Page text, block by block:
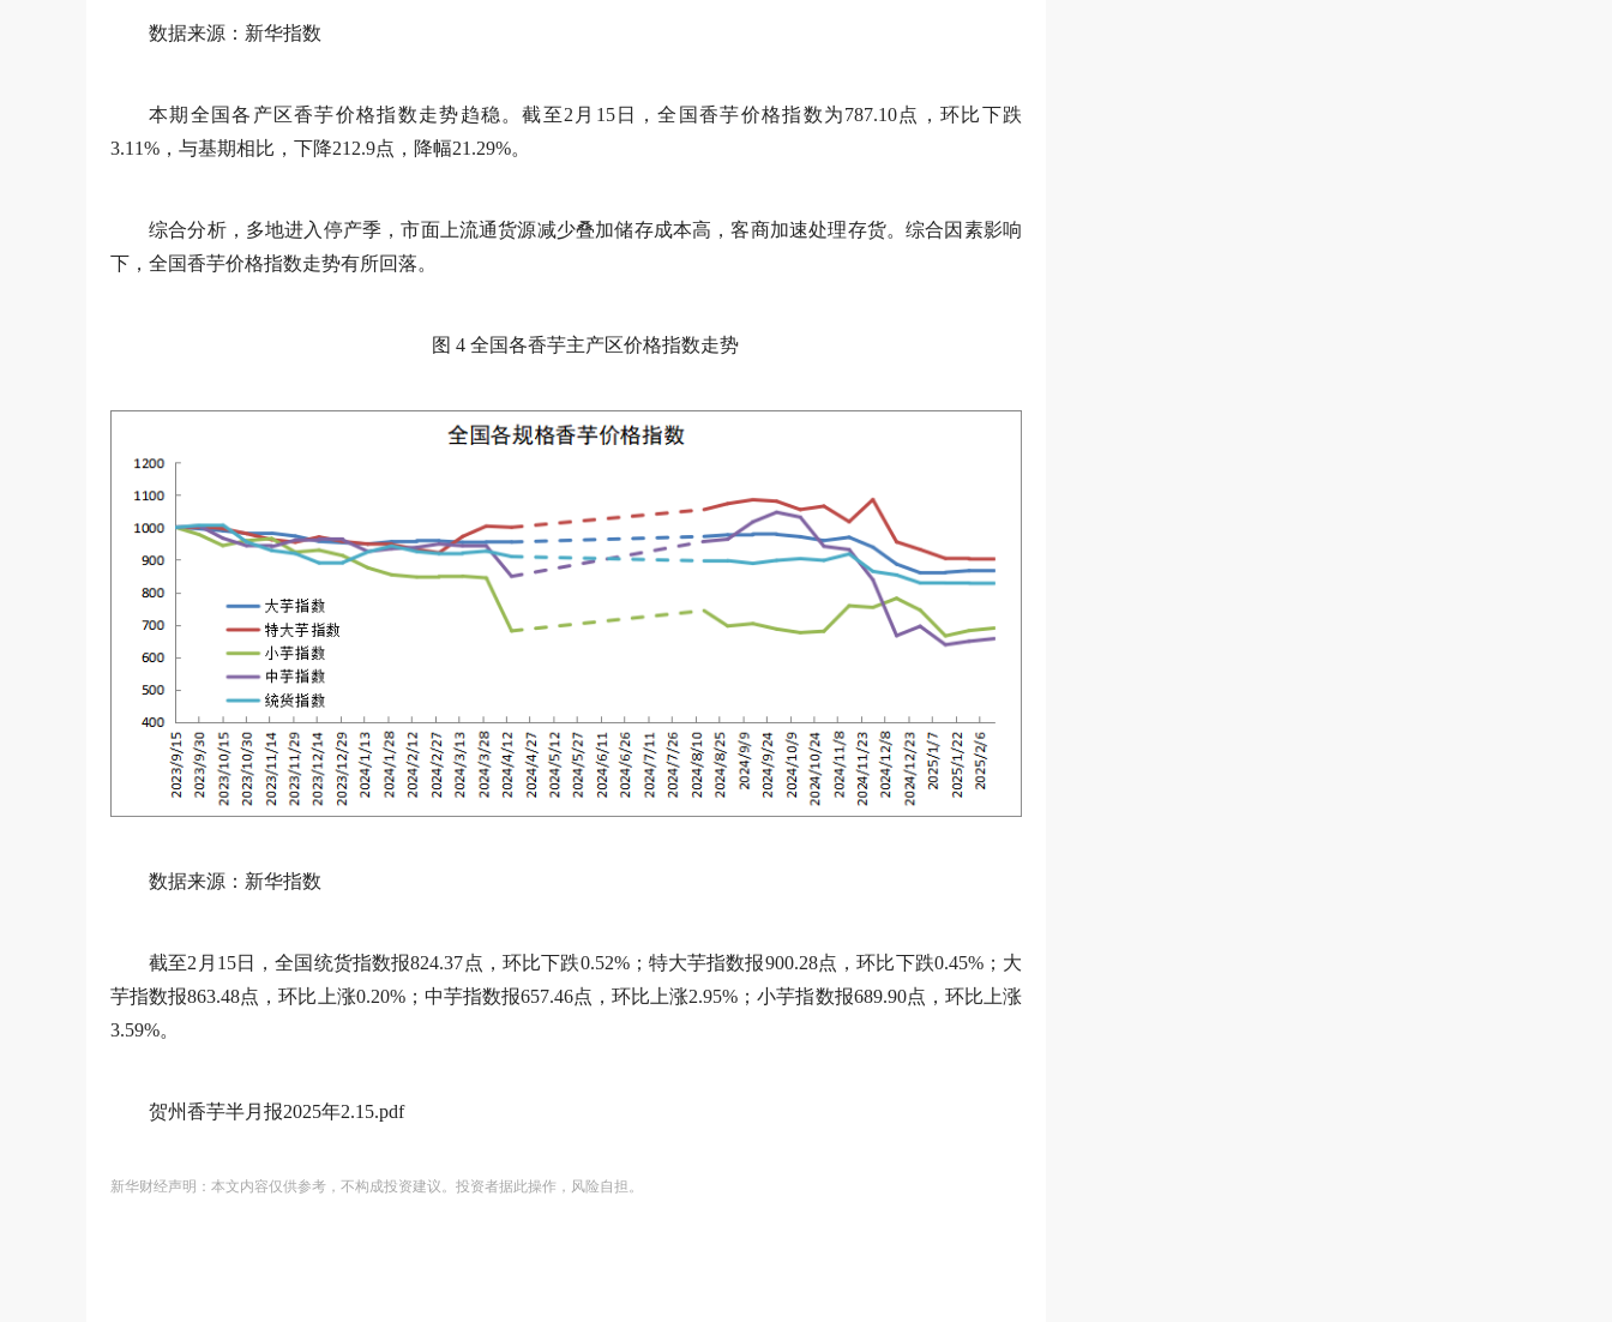
数据来源：新华指数
本期全国各产区香芋价格指数走势趋稳。截至2月15日，全国香芋价格指数为787.10点，环比下跌
3.11%，与基期相比，下降212.9点，降幅21.29%。
综合分析，多地进入停产季，市面上流通货源减少叠加储存成本高，客商加速处理存货。综合因素影响
下，全国香芋价格指数走势有所回落。
图 4 全国各香芋主产区价格指数走势
数据来源：新华指数
截至2月15日，全国统货指数报824.37点，环比下跌0.52%；特大芋指数报900.28点，环比下跌0.45%；大
芋指数报863.48点，环比上涨0.20%；中芋指数报657.46点，环比上涨2.95%；小芋指数报689.90点，环比上涨
3.59%。
贺州香芋半月报2025年2.15.pdf
新华财经声明：本文内容仅供参考，不构成投资建议。投资者据此操作，风险自担。